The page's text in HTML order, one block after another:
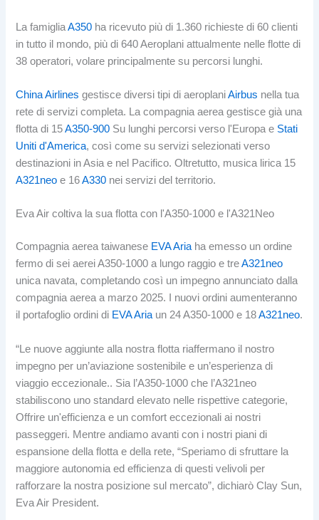
La famigliaA350 ha ricevuto più di 1.360 richieste di 60 clienti
in tutto il mondo, più di 640 Aeroplani attualmente nelle flotte di
38 operatori, volare principalmente su percorsi lunghi.
China Airlines gestisce diversi tipi di aeroplaniAirbus nella tua
rete di servizi completa. La compagnia aerea gestisce già una
flotta di 15A350-900 Su lunghi percorsi verso l'Europa e Stati
Uniti d'America, così come su servizi selezionati verso
destinazioni in Asia e nel Pacifico. Oltretutto, musica lirica 15
A321neo e 16A330 nei servizi del territorio.
Eva Air coltiva la sua flotta con l'A350-1000 e l'A321Neo
Compagnia aerea taiwanese EVA Ariaha emesso un ordine
fermo di sei aerei A350-1000 a lungo raggio e treA321neo
unica navata, completando così un impegno annunciato dalla
compagnia aerea a marzo 2025. I nuovi ordini aumenteranno
il portafoglio ordini di EVA Ariaun 24 A350-1000 e 18A321neo.
“Le nuove aggiunte alla nostra flotta riaffermano il nostro
impegno per un’aviazione sostenibile e un’esperienza di
viaggio eccezionale.. Sia l’A350-1000 che l’A321neo
stabiliscono uno standard elevato nelle rispettive categorie,
Offrire un'efficienza e un comfort eccezionali ai nostri
passeggeri. Mentre andiamo avanti con i nostri piani di
espansione della flotta e della rete, “Speriamo di sfruttare la
maggiore autonomia ed efficienza di questi velivoli per
rafforzare la nostra posizione sul mercato”, dichiarò Clay Sun,
Eva Air President.